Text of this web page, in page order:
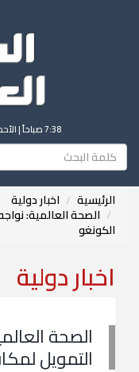
7:38 صباحاً |
الرئيسية اخبار دولية
الصحة العالمية:
الكونغو
اخبار دولية
الصحة
التمويل